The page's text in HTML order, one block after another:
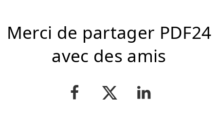
Merci de partager PDF24
avec des amis